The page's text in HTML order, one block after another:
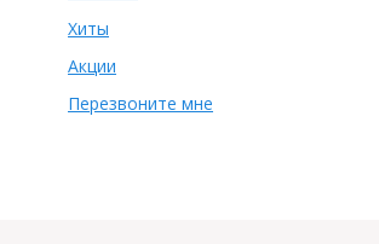
Хиты
Акции
Перезвоните мне